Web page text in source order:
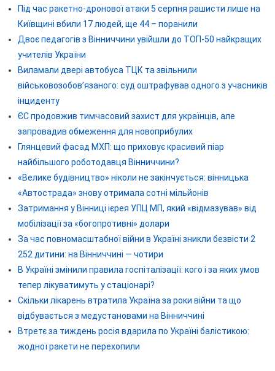
Під час ракетно-дронової атаки 5 серпня рашисти лише на
Київщині вбили 17 людей, ще 44 – поранили
Двоє педагогів з Вінниччини увійшли до ТОП-50 найкращих
учителів України
Виламали двері автобуса ТЦК та звільнили
військовозобов’язаного: суд оштрафував одного з учасників
інциденту
ЄС продовжив тимчасовий захист для українців, але
запровадив обмеження для новоприбулих
Глянцевий фасад МХП: що приховує красивий піар
найбільшого роботодавця Вінниччини?
«Велике будівництво» ніколи не закінчується: вінницька
«Автострада» знову отримала сотні мільйонів
Затримання у Вінниці ієрея УПЦ МП, який «відмазував» від
мобілізації за «богопротивні» долари
За час повномасштабної війни в Україні зникли безвісти 2
252 дитини: на Вінниччині — чотири
В Україні змінили правила госпіталізації: кого і за яких умов
тепер лікуватимуть у стаціонарі?
Скільки лікарень втратила Україна за роки війни та що
відбувається з медустановами на Вінниччині
Втретє за тиждень росія вдарила по Україні балістикою:
жодної ракети не перехопили